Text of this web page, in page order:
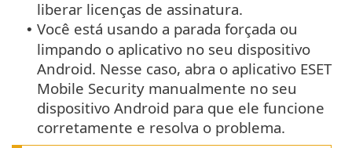
liberar licenças de assinatura.
• Você está usando a parada forçada ou
limpando o aplicativo no seu dispositivo
Android. Nesse caso, abra o aplicativo ESET
Mobile Security manualmente no seu
dispositivo Android para que ele funcione
corretamente e resolva o problema.